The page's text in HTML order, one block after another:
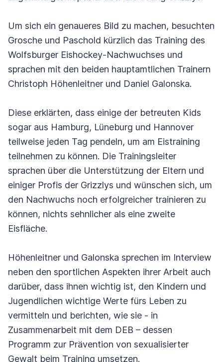
Um sich ein genaueres Bild zu machen, besuchten
Grosche und Paschold kürzlich das Training des
Wolfsburger Eishockey-Nachwuchses und
sprachen mit den beiden hauptamtlichen Trainern
Christoph Höhenleitner und Daniel Galonska.
Diese erklärten, dass einige der betreuten Kids
sogar aus Hamburg, Lüneburg und Hannover
teilweise jeden Tag pendeln, um am Eistraining
teilnehmen zu können. Die Trainingsleiter
sprachen über die Unterstützung der Eltern und
einiger Profis der Grizzlys und wünschen sich, um
den Nachwuchs noch erfolgreicher trainieren zu
können, nichts sehnlicher als eine zweite
Eisfläche.
Höhenleitner und Galonska sprechen im Interview
neben den sportlichen Aspekten ihrer Arbeit auch
darüber, dass ihnen wichtig ist, den Kindern und
Jugendlichen wichtige Werte fürs Leben zu
vermitteln und berichten, wie sie - in
Zusammenarbeit mit dem DEB – dessen
Programm zur Prävention von sexualisierter
Gewalt beim Training umsetzen.